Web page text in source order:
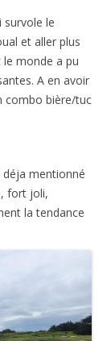
survole le
et aller plus
monde a pu
A en avoir
combo bière/tuc
mentionné
fort joli,
la tendance